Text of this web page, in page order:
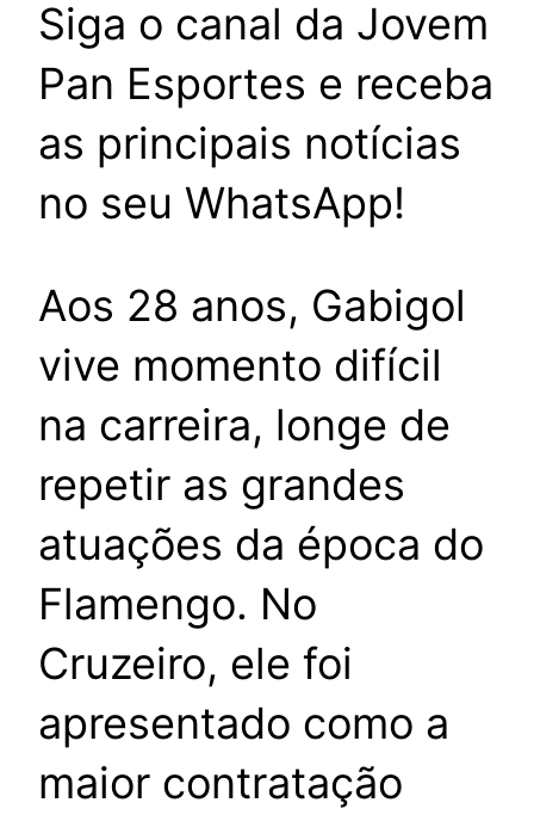
Siga o canal da Jovem
Pan Esportes e receba
as principais notícias
no seu WhatsApp!
Aos 28 anos, Gabigol
vive momento difícil
na carreira, longe de
repetir as grandes
atuações da época do
Flamengo. No
Cruzeiro, ele foi
apresentado como a
maior contratação